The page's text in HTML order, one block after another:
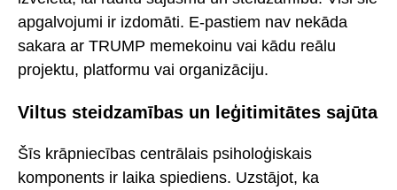
apgalvojumi ir izdomāti. E-pastiem nav nekāda
sakara ar TRUMP memekoinu vai kādu reālu
projektu, platformu vai organizāciju.
Viltus steidzamības un leģitimitātes sajūta
Šīs krāpniecības centrālais psiholoģiskais
komponents ir laika spiediens. Uzstājot, ka